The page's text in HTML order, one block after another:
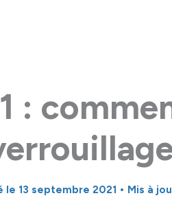
:
le 13 septembre 2021 • Mis à